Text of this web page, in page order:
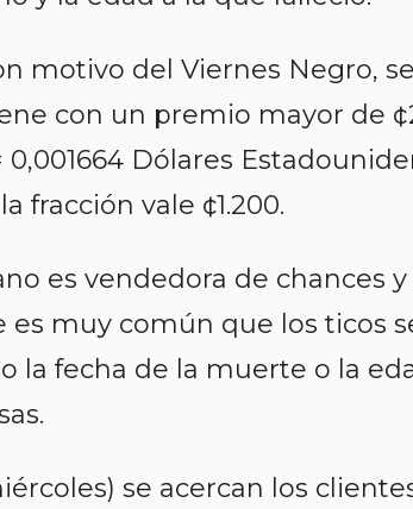
motivo del Viernes Negro,
con un premio mayor de
0,001664 Dólares
fracción vale ¢1.200.
es vendedora de chances
es muy común que los ticos
la fecha de la muerte o la
se acercan los